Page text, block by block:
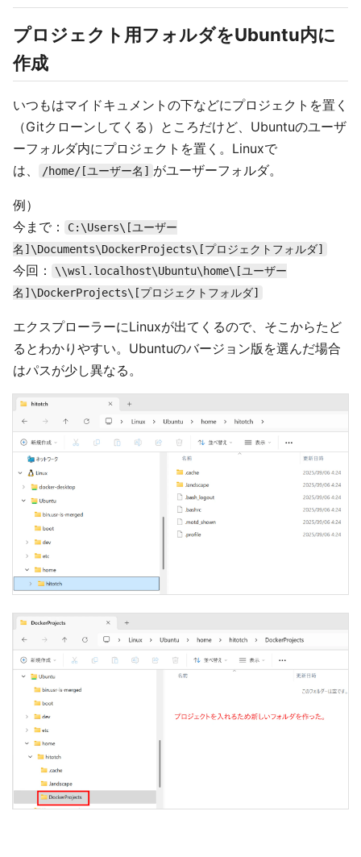
プロジェクト用フォルダをUbuntu内に
作成
いつもはマイドキュメントの下などにプロジェクトを置く
（Gitクローンしてくる）ところだけど、Ubuntuのユーザ
ーフォルダ内にプロジェクトを置く。Linuxで
は、
/home/[ユーザー名] がユーザーフォルダ。
例）
今まで：
C:\Users\[ユーザー
名]\Documents\DockerProjects\[プロジェクトフォルダ]
今回：
\\wsl.localhost\Ubuntu\home\[ユーザー
名]\DockerProjects\[プロジェクトフォルダ]
エクスプローラーにLinuxが出てくるので、そこからたど
るとわかりやすい。Ubuntuのバージョン版を選んだ場合
はパスが少し異なる。